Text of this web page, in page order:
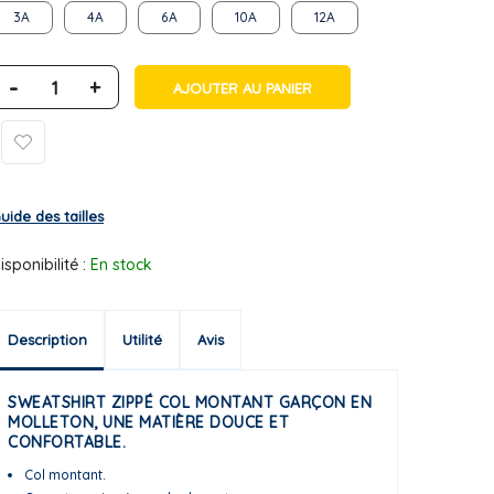
3A 4A 6A 10A 12A
- + AJOUTER AU PANIER
des tailles
: En stock
Description Utilité Avis
SWEATSHIRT ZIPPÉ COL MONTANT GARÇON EN
MOLLETON, UNE MATIÈRE DOUCE ET
CONFORTABLE.
Col montant.